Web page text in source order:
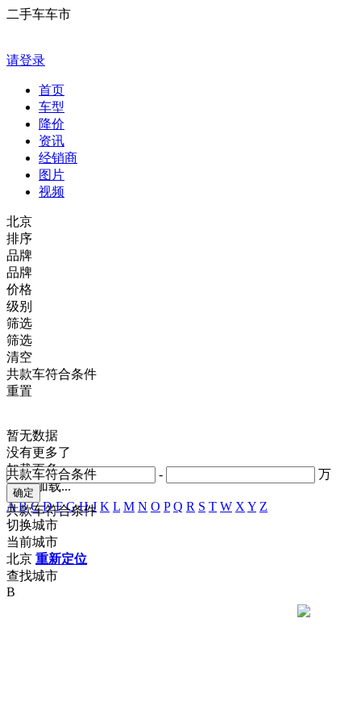
二手车车市
请登录
首页
车型
降价
资讯
经销商
图片
视频
北京
排序
品牌
品牌
价格
- 万
共款车符合条件
级别
共款车符合条件
筛选
筛选
清空
共款车符合条件
重置
暂无数据
没有更多了
加载更多
正在加载...
A B C D F G H J K L M N O P Q R S T W X Y Z
切换城市
当前城市
北京 重新定位
查找城市
B